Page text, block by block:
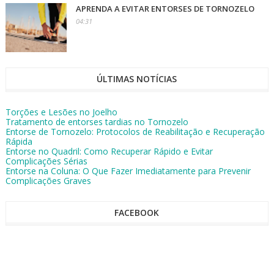
APRENDA A EVITAR ENTORSES DE TORNOZELO
04:31
ÚLTIMAS NOTÍCIAS
Torções e Lesões no Joelho
Tratamento de entorses tardias no Tornozelo
Entorse de Tornozelo: Protocolos de Reabilitação e Recuperação
Rápida
Entorse no Quadril: Como Recuperar Rápido e Evitar
Complicações Sérias
Entorse na Coluna: O Que Fazer Imediatamente para Prevenir
Complicações Graves
FACEBOOK